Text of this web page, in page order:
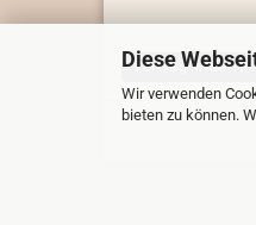
Diese
Wir verwenden
bieten zu können.
Vertrag